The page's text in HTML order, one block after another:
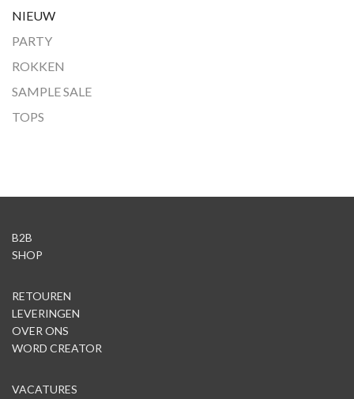
NIEUW
PARTY
ROKKEN
SAMPLE SALE
TOPS
B2B
SHOP
RETOUREN
LEVERINGEN
OVER ONS
WORD CREATOR
VACATURES